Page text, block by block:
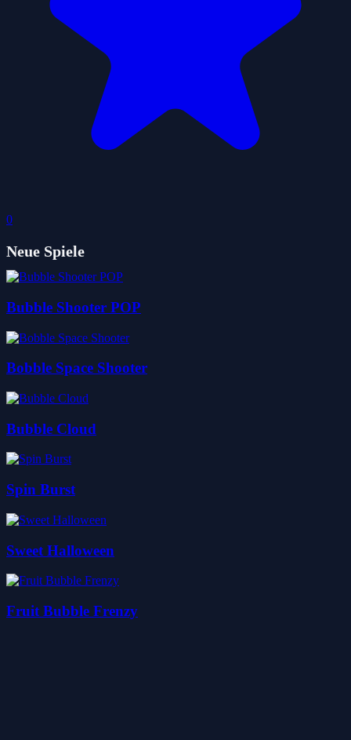
0
Neue Spiele
Bubble Shooter POP
Bobble Space Shooter
Bubble Cloud
Spin Burst
Sweet Halloween
Fruit Bubble Frenzy